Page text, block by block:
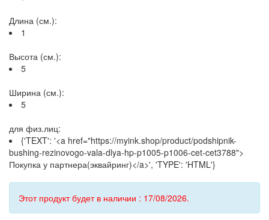
Длина (см.):
1
Высота (см.):
5
Ширина (см.):
5
для физ.лиц:
{'TEXT': '<a href="https://myink.shop/product/podshipnik-
bushing-rezinovogo-vala-dlya-hp-p1005-p1006-cet-cet3788">
Покупка у партнера(эквайринг)</a>', 'TYPE': 'HTML'}
Этот продукт будет в наличии : 17/08/2026.